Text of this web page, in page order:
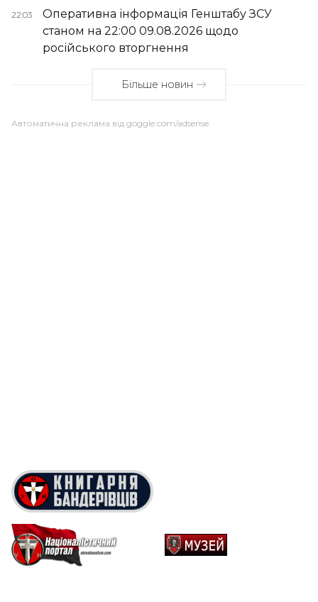
22:03
Оперативна інформація Генштабу ЗСУ
станом на 22:00 09.08.2026 щодо
російського вторгнення
Більше новин
Автоматична реклама від goggle.com/adsense: